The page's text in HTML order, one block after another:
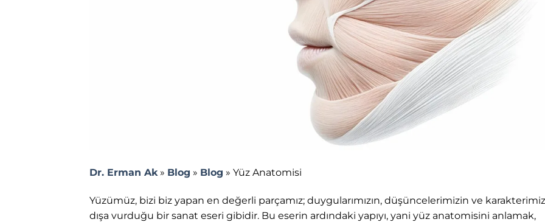
Dr. Erman Ak» Blog » Blog » Yüz Anatomisi
Yüzümüz, bizi biz yapan en değerli parçamız; duygularımızın, düşüncelerimizin ve
dışa vurduğu bir sanat eseri gibidir. Bu eserin ardındaki yapıyı, yani yüz anatomisini anlamak,